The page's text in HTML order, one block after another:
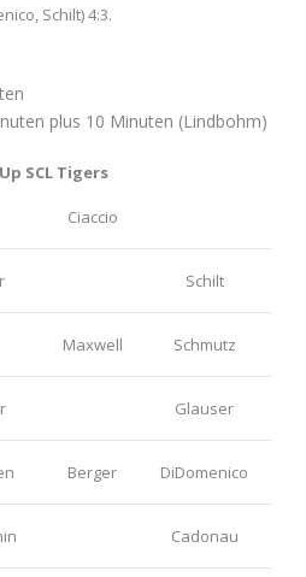
Schilt) 4:3.
plus 10 Minuten (Lindbohm)
SCL Tigers
Ciaccio
Schilt
Maxwell Schmutz
Glauser
Berger DiDomenico
Cadonau